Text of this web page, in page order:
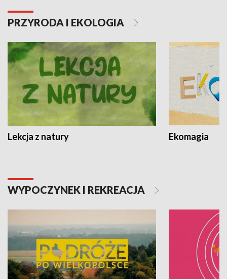
PRZYRODA I EKOLOGIA
Lekcja z natury Ekomagia
WYPOCZYNEK I REKREACJA